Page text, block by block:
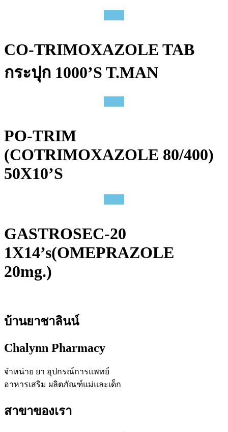
CO-TRIMOXAZOLE TAB
กระปุก 1000’S T.MAN
PO-TRIM
(COTRIMOXAZOLE 80/400)
50X10’S
GASTROSEC-20
1X14’s(OMEPRAZOLE
20mg.)
บ้านยาชาลินน์
Chalynn Pharmacy
จำหน่าย ยา อุปกรณ์การแพทย์
อาหารเสริม ผลิตภัณฑ์แม่และเด็ก
สาขาของเรา